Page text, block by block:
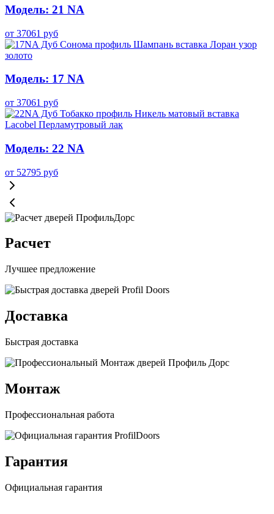
Модель: 21 NA
от 37061 руб
Модель: 17 NA
от 37061 руб
Модель: 22 NA
от 52795 руб
Расчет
Лучшее предложение
Доставка
Быстрая доставка
Монтаж
Профессиональная работа
Гарантия
Официальная гарантия